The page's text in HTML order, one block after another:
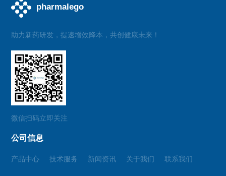
助力新药研发，提速增效降本，共创健康未来！
微信扫码立即关注
公司信息
产品中心 技术服务 新闻资讯 关于我们 联系我们